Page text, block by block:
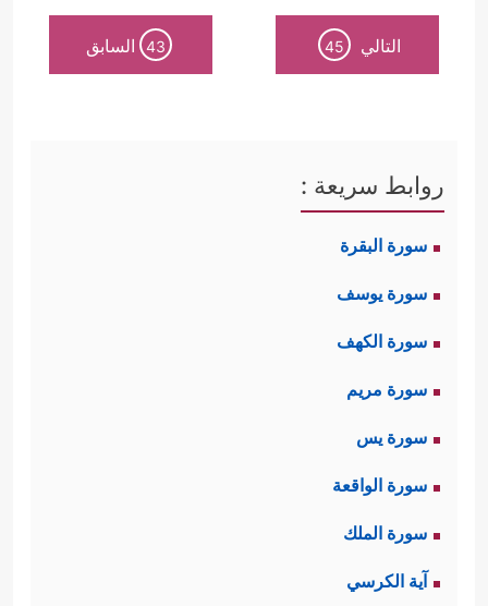
التالي 45
43 السابق
روابط سريعة :
سورة البقرة
سورة يوسف
سورة الكهف
سورة مريم
سورة يس
سورة الواقعة
سورة الملك
آية الكرسي